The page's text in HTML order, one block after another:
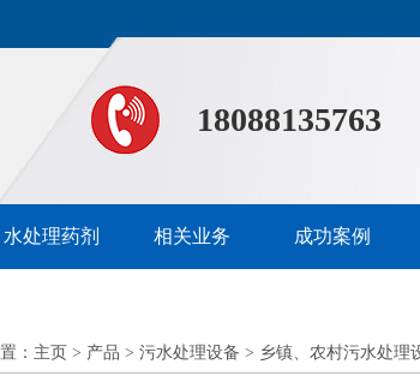
18088135763
水处理药剂 相关业务 成功案例
： 主页 > 产品 > 污水处理设备 > 乡镇、农村污水处理